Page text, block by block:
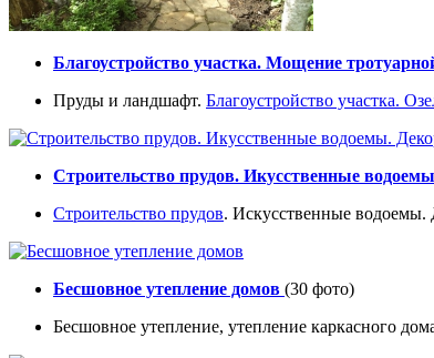
Благоустройство участка. Мощение
Пруды и ландшафт. Благоустройство участка.
Строительство прудов. Икусственные
Строительство прудов. Искусственные водоемы.
Бесшовное утепление домов (30 фото)
Бесшовное утепление, утепление каркасного